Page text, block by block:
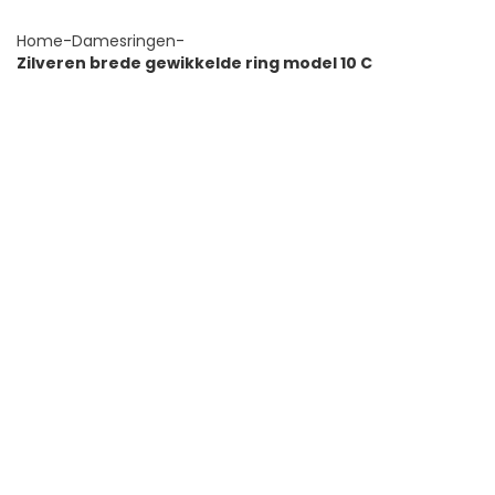
Home-Damesringen-
Zilveren brede gewikkelde ring model 10 C